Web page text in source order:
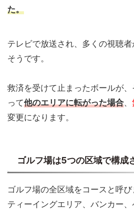
た。
テレビで放送され、多くの視聴
そうです。
救済を受けて止まったボールが、
って他のエリアに転がった場合、
変更になります。
ゴルフ場は5つの区域で構成
ゴルフ場の全区域をコースと呼び
ティーイングエリア、バンカー